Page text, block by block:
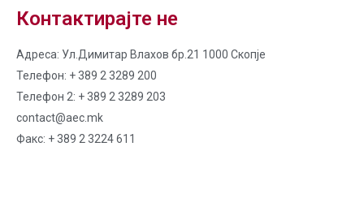
Контактирајте не
Адреса: Ул.Димитар Влахов бр.21 1000 Скопје
Телефон: + 389 2 3289 200
Телефон 2: + 389 2 3289 203
contact@aec.mk
Факс: + 389 2 3224 611